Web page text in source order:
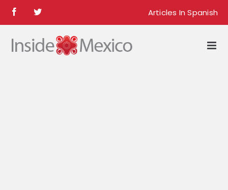
content
FacebookTwitter Articles In Spanish